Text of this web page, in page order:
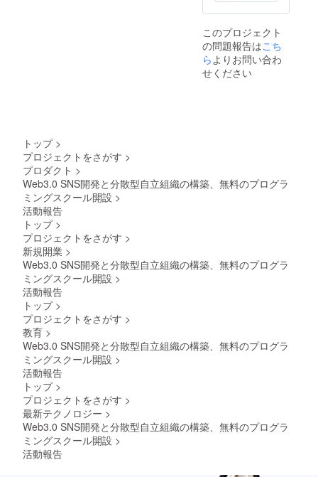
このプロジェクト
の問題報告はこち
ら よりお問い合わ
せください
トップ >
プロジェクトをさがす >
プロダクト >
Web3.0 SNS開発と分散型自立組織の構築、無料のプログラ
ミングスクール開設 >
活動報告
トップ >
プロジェクトをさがす >
新規開業 >
Web3.0 SNS開発と分散型自立組織の構築、無料のプログラ
ミングスクール開設 >
活動報告
トップ >
プロジェクトをさがす >
教育 >
Web3.0 SNS開発と分散型自立組織の構築、無料のプログラ
ミングスクール開設 >
活動報告
トップ >
プロジェクトをさがす >
最新テクノロジー >
Web3.0 SNS開発と分散型自立組織の構築、無料のプログラ
ミングスクール開設 >
活動報告